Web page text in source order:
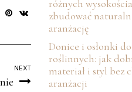
NEXT
różnych
zbudować
aranżację
Donice i osłonki
roślinnych: jak
materiał i styl bez
aranżacji